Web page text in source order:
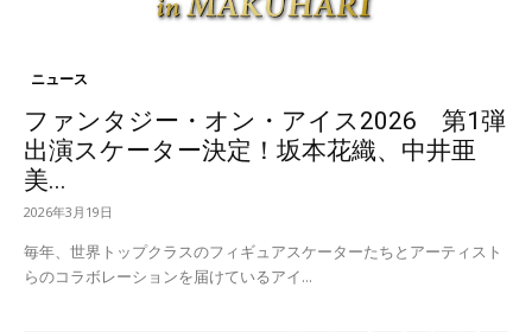
ニュース
ファンタジー・オン・アイス2026 第1弾
出演スケーター決定！坂本花織、中井亜
美...
2026年3月19日
毎年、世界トップクラスのフィギュアスケーターたちとアーティスト
らのコラボレーションを届けているアイ...